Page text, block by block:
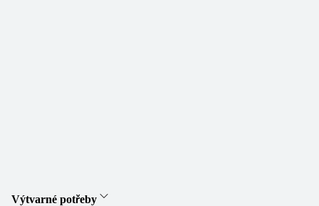
Výtvarné potřeby